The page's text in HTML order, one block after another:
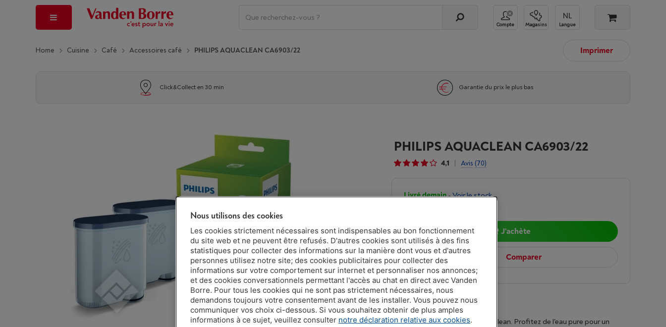
Compte Magasins Langue
Home Cuisine Café Accessoires café PHILIPS AQUACLEAN CA6903/22 Imprimer
Click&Collect en 30 min Garantie du prix le plus bas
PHILIPS AQUACLEAN CA6903/22
4,1 | Avis (70)
Livré demain-Voir le stock
J'achète
Comparer
Atouts
Description: 2 filtres Aqua Clean. Profitez de l'eau pure pour un
Nous utilisons des cookies
Les cookies strictement nécessaires sont indispensables au bon fonctionnement
du site web et ne peuvent être refusés. D'autres cookies sont utilisés à des fins
statistiques pour collecter des informations sur la manière dont vous et d'autres
personnes utilisez notre site; des cookies publicitaires pour collecter des
informations sur votre comportement sur internet et personnaliser nos annonces;
et des cookies conversationnels permettant l'accès au chat en direct avec Vanden
Borre. Pour tous les cookies qui ne sont pas strictement nécessaires, nous
demandons toujours votre consentement avant de les installer. Vous pouvez nous
communiquer vos choix ci-dessous. Si vous souhaitez obtenir de plus amples
informations à ce sujet, veuillez consulter notre déclaration relative aux cookies.